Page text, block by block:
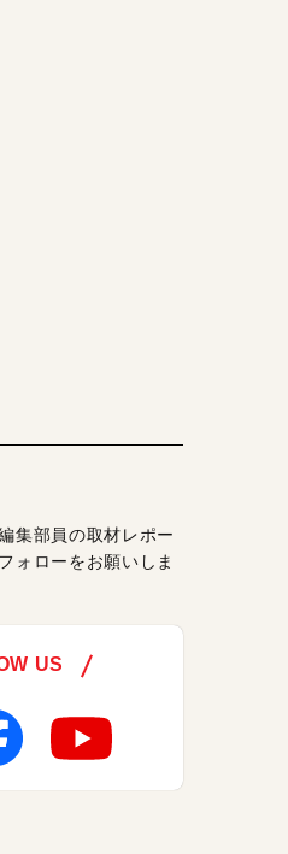
集部員の取材レポー
ォローをお願いしま
US